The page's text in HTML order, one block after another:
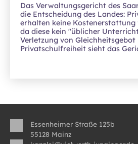
Das Verwaltungsgericht des
die Entscheidung des Landes:
erhalten keine
da diese kein "üblicher
Verletzung von Gleichheitsgebot
Privatschulfreiheit sieht das
Essenheimer Straße 125b
55128 Mainz